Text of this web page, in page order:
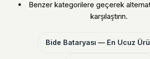
Benzer kategorilere geçerek
karşılaştırın.
Bide Bataryası — En Ucuz